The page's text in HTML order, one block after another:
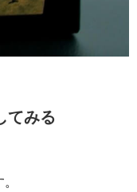
てみる